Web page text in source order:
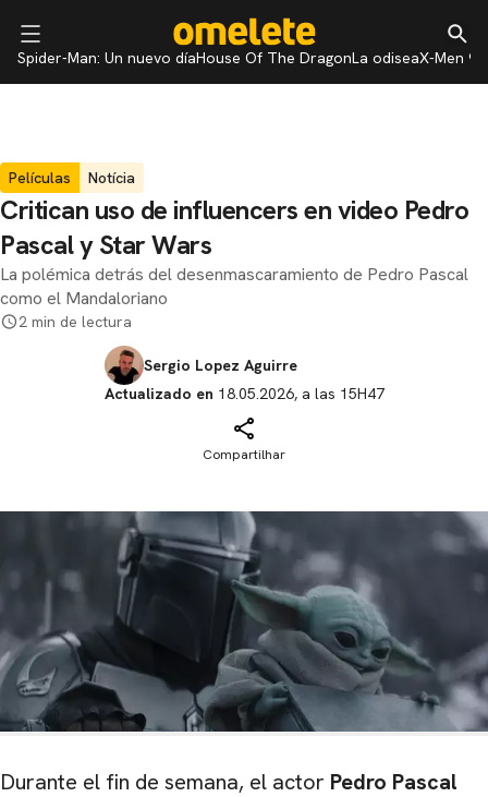
Spider-Man: Un nuevo díaHouse Of The DragonLa odiseaX-Men 97
Películas Notícia
Critican uso de influencers en video Pedro
Pascal y Star Wars
La polémica detrás del desenmascaramiento de Pedro Pascal
como el Mandaloriano
2 min de lectura
Sergio Lopez Aguirre
Actualizado en 18.05.2026, a las 15H47
Compartilhar
Durante el fin de semana, el actor Pedro Pascal